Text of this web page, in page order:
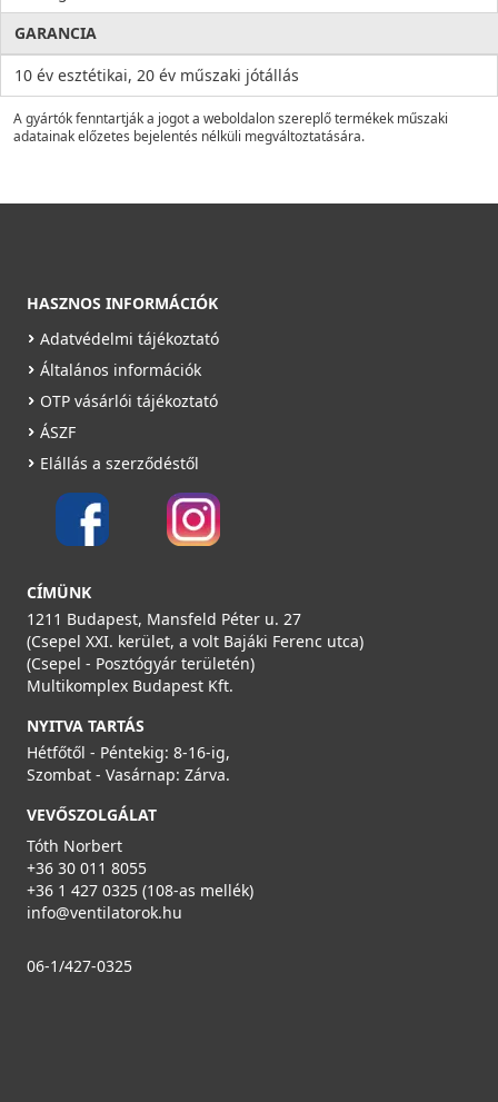
GARANCIA
10 év esztétikai, 20 év műszaki jótállás
A gyártók fenntartják a jogot a weboldalon szereplő termékek műszaki
adatainak előzetes bejelentés nélküli megváltoztatására.
HASZNOS INFORMÁCIÓK
Adatvédelmi tájékoztató
Általános információk
OTP vásárlói tájékoztató
ÁSZF
Elállás a szerződéstől
CÍMÜNK
1211 Budapest, Mansfeld Péter u. 27
(Csepel XXI. kerület, a volt Bajáki Ferenc utca)
(Csepel - Posztógyár területén)
Multikomplex Budapest Kft.
NYITVA TARTÁS
Hétfőtől - Péntekig: 8-16-ig,
Szombat - Vasárnap: Zárva.
VEVŐSZOLGÁLAT
Tóth Norbert
+36 30 011 8055
+36 1 427 0325 (108-as mellék)
info@ventilatorok.hu
06-1/427-0325